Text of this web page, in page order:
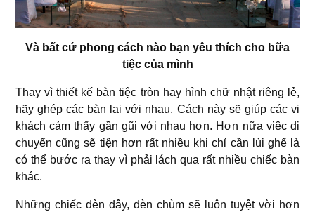
Và bất cứ phong cách nào bạn yêu thích cho bữa
tiệc của mình
Thay vì thiết kế bàn tiệc tròn hay hình chữ nhật riêng lẻ,
hãy ghép các bàn lại với nhau. Cách này sẽ giúp các vị
khách cảm thấy gần gũi với nhau hơn. Hơn nữa việc di
chuyển cũng sẽ tiện hơn rất nhiều khi chỉ cần lùi ghế là
có thể bước ra thay vì phải lách qua rất nhiều chiếc bàn
khác.
Những chiếc đèn dây, đèn chùm sẽ luôn tuyệt vời hơn